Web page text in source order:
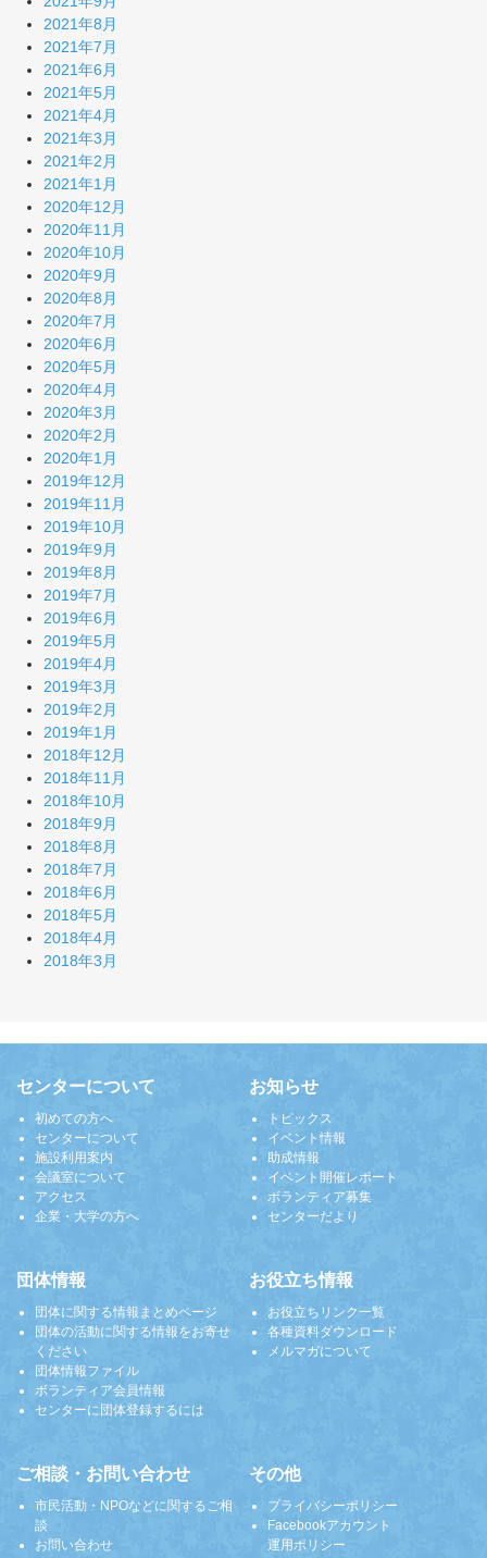
2021年8月
2021年7月
2021年6月
2021年5月
2021年4月
2021年3月
2021年2月
2021年1月
2020年12月
2020年11月
2020年10月
2020年9月
2020年8月
2020年7月
2020年6月
2020年5月
2020年4月
2020年3月
2020年2月
2020年1月
2019年12月
2019年11月
2019年10月
2019年9月
2019年8月
2019年7月
2019年6月
2019年5月
2019年4月
2019年3月
2019年2月
2019年1月
2018年12月
2018年11月
2018年10月
2018年9月
2018年8月
2018年7月
2018年6月
2018年5月
2018年4月
2018年3月
センターについて
初めての方へ
センターについて
施設利用案内
会議室について
アクセス
企業・大学の方へ
お知らせ
トピックス
イベント情報
助成情報
イベント開催レポート
ボランティア募集
センターだより
団体情報
団体に関する情報まとめページ
団体の活動に関する情報をお寄せ
ください
団体情報ファイル
ボランティア会員情報
センターに団体登録するには
お役立ち情報
お役立ちリンク一覧
各種資料ダウンロード
メルマガについて
ご相談・お問い合わせ
市民活動・NPOなどに関するご相
談
お問い合わせ
その他
プライバシーポリシー
Facebookアカウント
運用ポリシー